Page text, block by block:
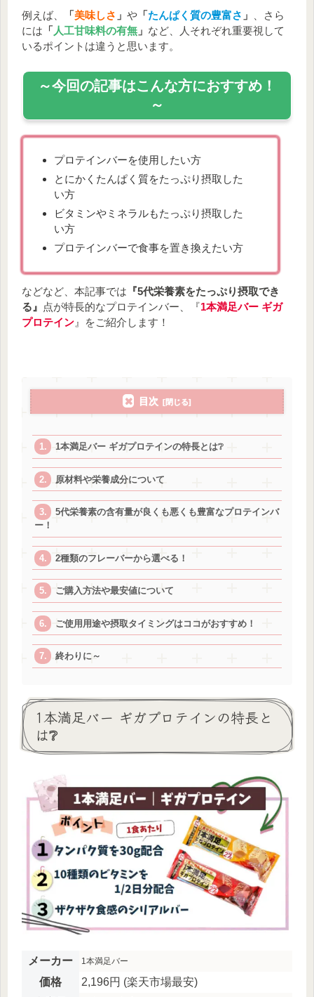
例えば、 「 美味しさ 」 や 「 たんぱく質の豊富さ 」 、さら
には 「 人工甘味料の有無 」 など、人それぞれ重要視して
いるポイントは違うと思います。
～今回の記事はこんな方におすすめ！
～
プロテインバーを使用したい方
とにかくたんぱく質をたっぷり摂取した
い方
ビタミンやミネラルもたっぷり摂取した
い方
プロテインバーで食事を置き換えたい方
などなど、本記事では 『5代栄養素をたっぷり摂取でき
る』 点が特長的なプロテインバー、『1本満足バー ギガ
プロテイン』をご紹介します！
目次
1本満足バー ギガプロテインの特長とは❔
原材料や栄養成分について
5代栄養素の含有量が良くも悪くも豊富なプロテインバ
ー！
2種類のフレーバーから選べる！
ご購入方法や最安値について
ご使用用途や摂取タイミングはココがおすすめ！
終わりに～
1本満足バー ギガプロテインの特長と
は❔
メーカー 1本満足バー
価格
2,196円 (楽天市場最安)